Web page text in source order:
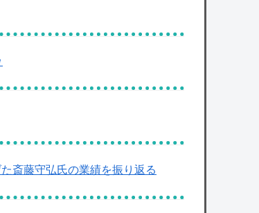
斎藤守弘氏の業績を振り返る